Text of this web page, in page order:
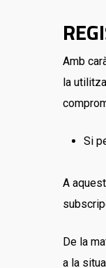
Amb
la
Si
A
De la
a la